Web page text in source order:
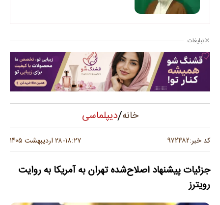
تبلیغات
خانه/دیپلماسی
کد خبر:۹۷۲۴۸۲ ۱۸:۲۷-۲۸ اردیبهشت ۱۴۰۵
جزئیات پیشنهاد اصلاح‌شده تهران به آمریکا به روایت
رویترز